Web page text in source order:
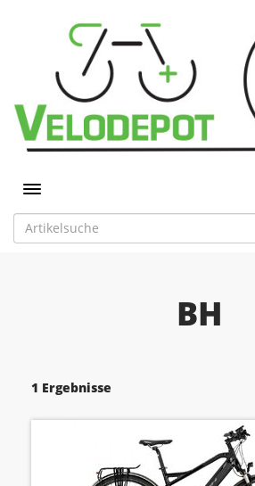
Toggle navigation
BH
1 Ergebnisse